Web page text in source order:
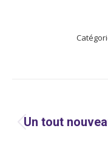
ARTICLE
Un tout